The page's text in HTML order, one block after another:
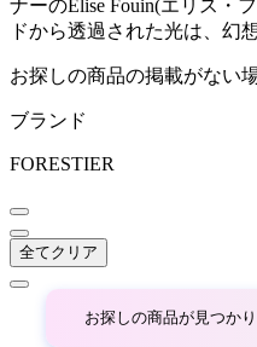
アイネクス
アルナ
Andreu World
アンドリューワー
ナーのElise Fouin(エリス・
ドから透過された光は、幻
お探しの商品の掲載がない
ブランド
FORESTIER
全てクリア
お探しの商品が見つか